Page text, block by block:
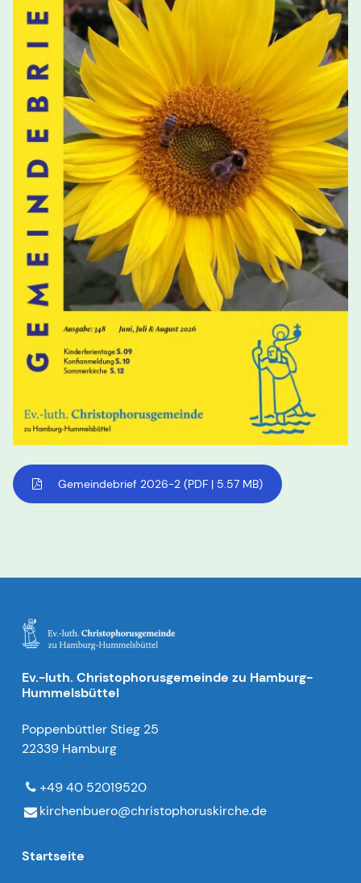
Gemeindebrief 2026-2 (PDF | 5.57 MB)
Ev.-luth. Christophorusgemeinde zu Hamburg-
Hummelsbüttel
Poppenbüttler Stieg 25
22339 Hamburg
+49 40 52019520
kirchenbuero@​christophoruskirche.​de
Startseite